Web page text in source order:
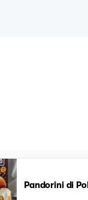
Pandorini di